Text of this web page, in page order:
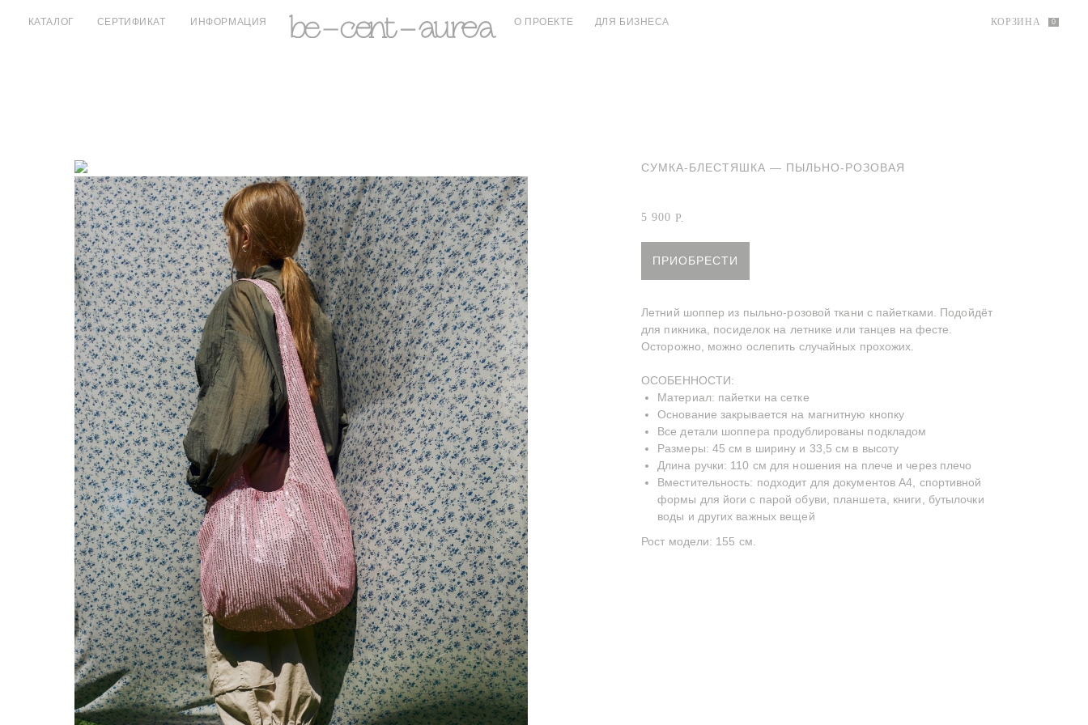
О ПРОЕКТЕ ДЛЯ БИЗНЕСА
КАТАЛОГ СЕРТИФИКАТ ИНФОРМАЦИЯ
СУМКА-БЛЕСТЯШКА — ПЫЛЬНО-РОЗОВАЯ
5 900 Р.
ПРИОБРЕСТИ
Летний шоппер из пыльно-розовой ткани с пайетками. Подойдёт
для пикника, посиделок на летнике или танцев на фесте.
Осторожно, можно ослепить случайных прохожих.
ОСОБЕННОСТИ:
Материал: пайетки на сетке
Основание закрывается на магнитную кнопку
Все детали шоппера продублированы подкладом
Размеры: 45 см в ширину и 33,5 см в высоту
Длина ручки: 110 см для ношения на плече и через плечо
Вместительность: подходит для документов А4, спортивной
формы для йоги с парой обуви, планшета, книги, бутылочки
воды и других важных вещей
Рост модели: 155 см.